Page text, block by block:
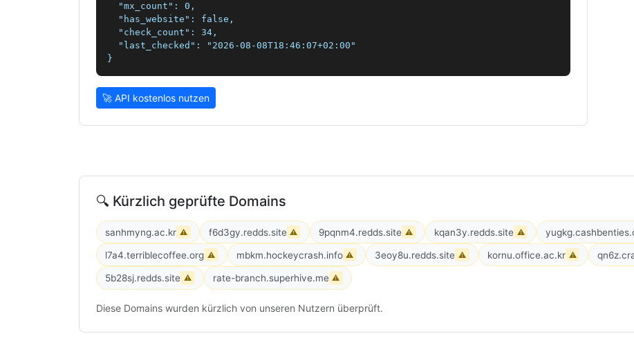
  "mx_count": 0,
  "has_website": false,
  "check_count": 34,
  "last_checked": "2026-08-08T18:46:07+02:00"
}
🚀 API kostenlos nutzen
🔍 Kürzlich geprüfte Domains
sanhmyng.ac.kr ⚠ f6d3gy.redds.site ⚠ 9pqnm4.redds.site ⚠ kqan3y.redds.site ⚠
l7a4.terriblecoffee.org ⚠ mbkm.hockeycrash.info ⚠ 3eoy8u.redds.site ⚠ kornu.office.ac.kr ⚠
5b28sj.redds.site ⚠ rate-branch.superhive.me ⚠
Diese Domains wurden kürzlich von unseren Nutzern überprüft.